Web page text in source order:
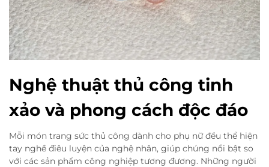
Nghệ thuật thủ công tinh
xảo và phong cách độc đáo
Mỗi món trang sức thủ công dành cho phụ nữ đều thể hiện
tay nghề điêu luyện của nghệ nhân, giúp chúng nổi bật so
với các sản phẩm công nghiệp tương đương. Những người